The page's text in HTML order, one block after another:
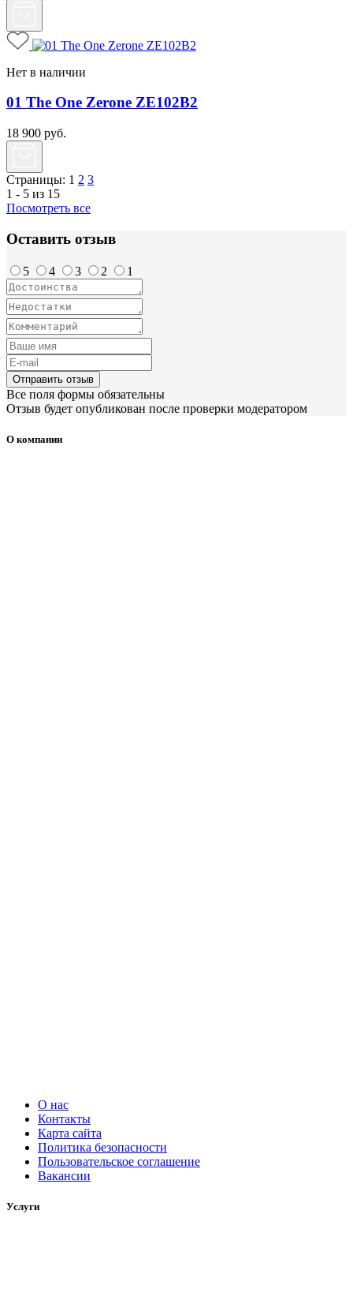
Нет в наличии
01 The One Zerone ZE102B2
18 900 руб.
Страницы: 1 2 3
1 - 5 из 15
Посмотреть все
Оставить отзыв
5 4 3 2 1
Отправить отзыв
Все поля формы обязательны
Отзыв будет опубликован после проверки модератором
О компании
О нас
Контакты
Карта сайта
Политика безопасности
Пользовательское соглашение
Вакансии
Услуги